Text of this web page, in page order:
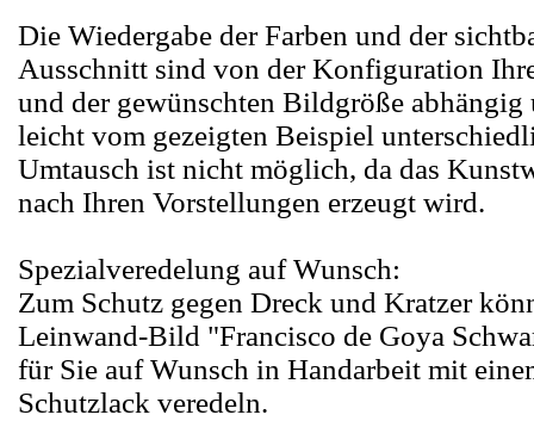
Die Wiedergabe der Farben und der
Ausschnitt sind von der Konfiguration
und der gewünschten Bildgröße abhängig
leicht vom gezeigten Beispiel
Umtausch ist nicht möglich, da das
nach Ihren Vorstellungen erzeugt wird.
Spezialveredelung auf Wunsch:
Zum Schutz gegen Dreck und Kratzer
Leinwand-Bild "Francisco de Goya
für Sie auf Wunsch in Handarbeit mit
Schutzlack veredeln.